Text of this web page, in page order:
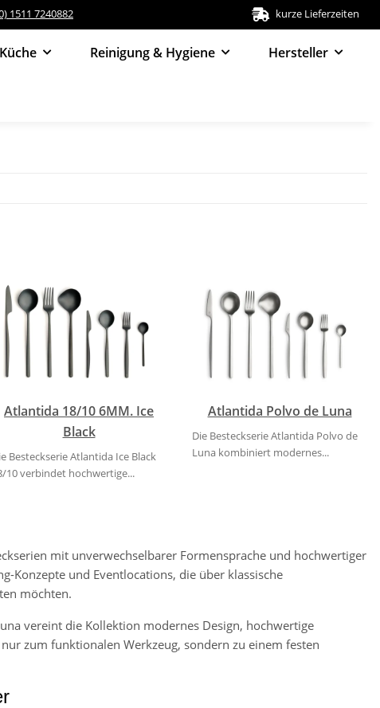
1511 7240882 kurze Lieferzeiten
Küche Reinigung & Hygiene Hersteller
Atlantida 18/10 6MM. Ice
Black
Besteckserie Atlantida Ice Black
10 verbindet hochwertige...
Atlantida Polvo de Luna
Die Besteckserie Atlantida Polvo de
Luna kombiniert modernes...
mit unverwechselbarer Formensprache und hochwertiger
Konzepte und Eventlocations, die über klassische
möchten.
vereint die Kollektion modernes Design, hochwertige
zum funktionalen Werkzeug, sondern zu einem festen